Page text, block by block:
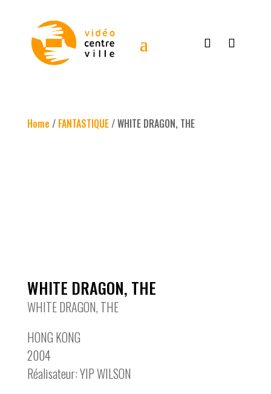
Home / FANTASTIQUE/ WHITE DRAGON, THE
WHITE DRAGON, THE
WHITE DRAGON, THE
HONG KONG
2004
Réalisateur: YIP WILSON